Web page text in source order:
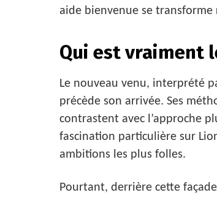
aide bienvenue se
Qui est vraiment
Le nouveau venu, interprété
précède son arrivée. Ses
contrastent avec l’approche
fascination particulière sur
ambitions les plus folles.
Pourtant, derrière cette